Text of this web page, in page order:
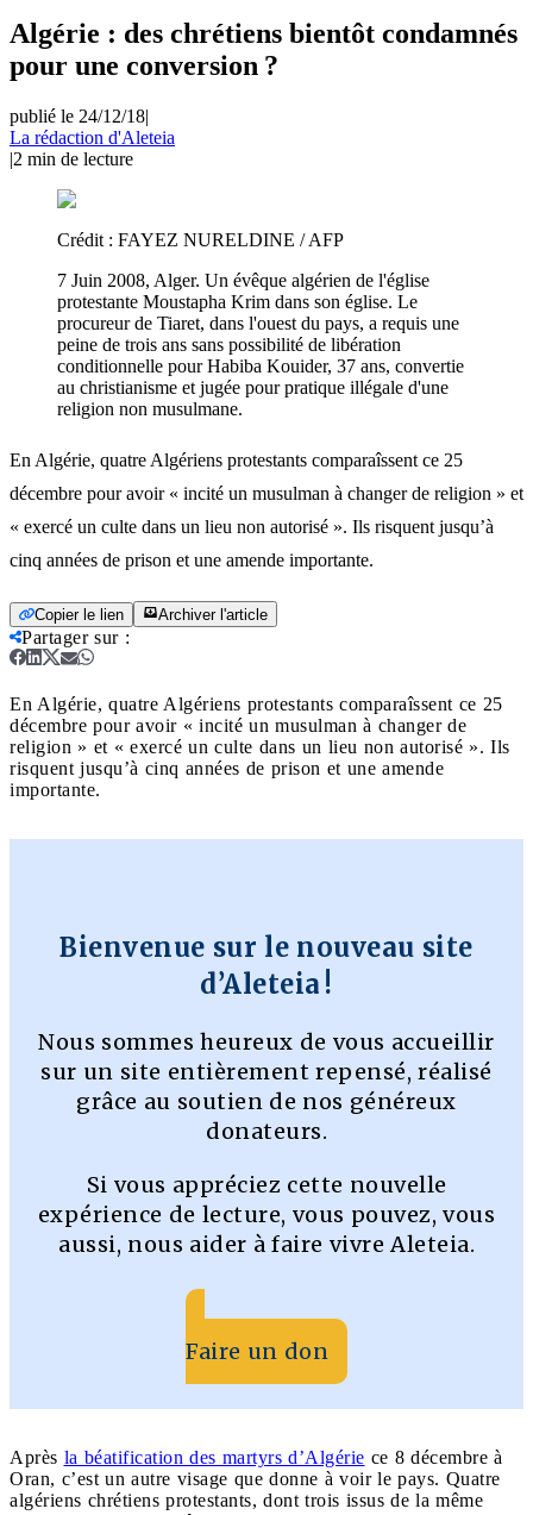
Algérie : des chrétiens bientôt condamnés
pour une conversion ?
publié le 24/12/18|
La rédaction d'Aleteia
|2 min de lecture
Crédit : FAYEZ NURELDINE / AFP
7 Juin 2008, Alger. Un évêque algérien de l'église
protestante Moustapha Krim dans son église. Le
procureur de Tiaret, dans l'ouest du pays, a requis une
peine de trois ans sans possibilité de libération
conditionnelle pour Habiba Kouider, 37 ans, convertie
au christianisme et jugée pour pratique illégale d'une
religion non musulmane.
En Algérie, quatre Algériens protestants comparaîssent ce 25
décembre pour avoir « incité un musulman à changer de religion » et
« exercé un culte dans un lieu non autorisé ». Ils risquent jusqu’à
cinq années de prison et une amende importante.
Copier le lien Archiver l'article
Partager sur:
En Algérie, quatre Algériens protestants comparaîssent ce 25
décembre pour avoir « incité un musulman à changer de
religion » et « exercé un culte dans un lieu non autorisé ». Ils
risquent jusqu’à cinq années de prison et une amende
importante.
Bienvenue sur le nouveau site
d’Aleteia !
Nous sommes heureux de vous accueillir
sur un site entièrement repensé, réalisé
grâce au soutien de nos généreux
donateurs.
Si vous appréciez cette nouvelle
expérience de lecture, vous pouvez, vous
aussi, nous aider à faire vivre Aleteia.
Faire un don
Après la béatification des martyrs d’Algérie ce 8 décembre à
Oran, c’est un autre visage que donne à voir le pays. Quatre
algériens chrétiens protestants, dont trois issus de la même